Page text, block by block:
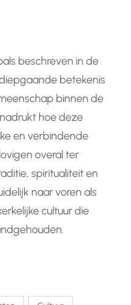
beschreven in de
betekenis
binnen de
hoe deze
en verbindende
overal ter
spiritualiteit en
naar voren als
cultuur die